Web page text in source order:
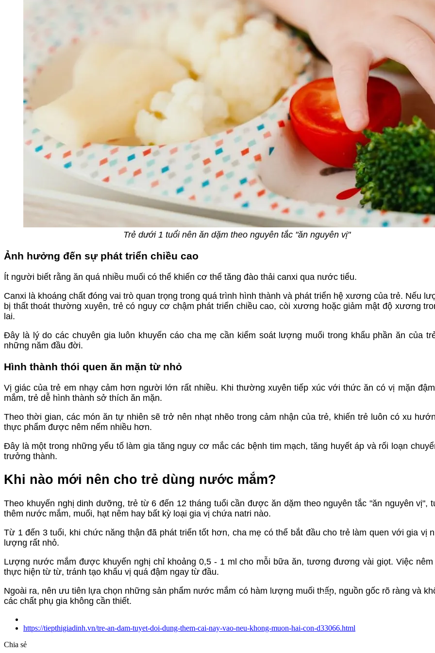
Trẻ dưới 1 tuổi nên ăn dặm theo nguyên tắc "ăn nguyên vị"
Ảnh hưởng đến sự phát triển chiều cao
Ít người biết rằng ăn quá nhiều muối có thể khiến cơ thể tăng đào thải canxi qua nước tiểu.
Canxi là khoáng chất đóng vai trò quan trọng trong quá trình hình thành và phát triển hệ xương của trẻ. Nếu
bị thất thoát thường xuyên, trẻ có nguy cơ chậm phát triển chiều cao, còi xương hoặc giảm mật độ xương
lai.
Đây là lý do các chuyên gia luôn khuyến cáo cha mẹ cần kiểm soát lượng muối trong khẩu phần ăn của
những năm đầu đời.
Hình thành thói quen ăn mặn từ nhỏ
Vị giác của trẻ em nhạy cảm hơn người lớn rất nhiều. Khi thường xuyên tiếp xúc với thức ăn có vị mặn
mắm, trẻ dễ hình thành sở thích ăn mặn.
Theo thời gian, các món ăn tự nhiên sẽ trở nên nhạt nhẽo trong cảm nhận của trẻ, khiến trẻ luôn có xu
thực phẩm được nêm nếm nhiều hơn.
Đây là một trong những yếu tố làm gia tăng nguy cơ mắc các bệnh tim mạch, tăng huyết áp và rối loạn
trưởng thành.
Khi nào mới nên cho trẻ dùng nước mắm?
Theo khuyến nghị dinh dưỡng, trẻ từ 6 đến 12 tháng tuổi cần được ăn dặm theo nguyên tắc "ăn nguyên vị",
thêm nước mắm, muối, hạt nêm hay bất kỳ loại gia vị chứa natri nào.
Từ 1 đến 3 tuổi, khi chức năng thận đã phát triển tốt hơn, cha mẹ có thể bắt đầu cho trẻ làm quen với gia vị
lượng rất nhỏ.
Lượng nước mắm được khuyến nghị chỉ khoảng 0,5 - 1 ml cho mỗi bữa ăn, tương đương vài giọt. Việc nêm
thực hiện từ từ, tránh tạo khẩu vị quá đậm ngay từ đầu.
Ngoài ra, nên ưu tiên lựa chọn những sản phẩm nước mắm có hàm lượng muối thấp, nguồn gốc rõ ràng và
các chất phụ gia không cần thiết.
https://tiepthigiadinh.vn/tre-an-dam-tuyet-doi-dung-them-cai-nay-vao-neu-khong-muon-hai-con-d33066.html
Chia sẻ